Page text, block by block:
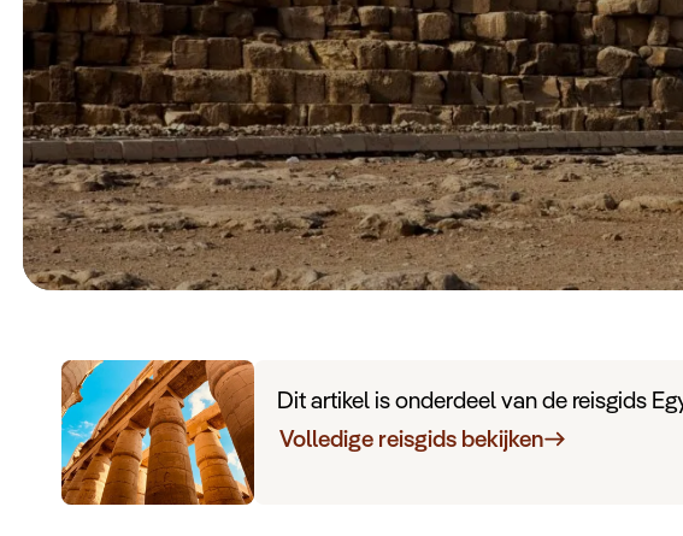
Dit artikel is onderdeel van de reisgids
Volledige reisgids bekijken